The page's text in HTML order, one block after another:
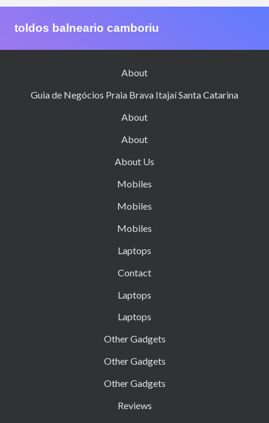
toldos balneario camboriu
About
Guia de Negócios Praia Brava Itajaí Santa Catarina
About
About
About Us
Mobiles
Mobiles
Mobiles
Laptops
Contact
Laptops
Laptops
Other Gadgets
Other Gadgets
Other Gadgets
Reviews